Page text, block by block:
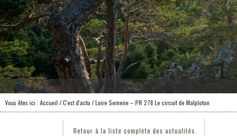
Vous êtes ici : Accueil /C'est d'actu / Loire Semene – PR 278 Le circuit de Malploton
Retour à la liste complète des actualités